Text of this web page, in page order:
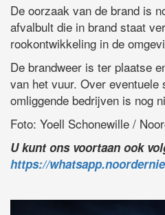
De oorzaak van de brand is
afvalbult die in brand staat
rookontwikkeling in de
De brandweer is ter plaatse
van het vuur. Over eventuele
omliggende bedrijven is nog
Foto: Yoell Schonewille /
U kunt ons voortaan ook
https://